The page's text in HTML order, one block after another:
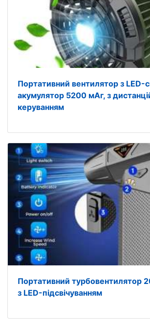
Портативний вентилятор з LED-
акумулятор 5200 мАг, з
керуванням
Портативний турбовентилятор
з LED-підсвічуванням